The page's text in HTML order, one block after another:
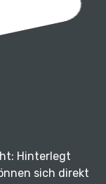
Hinterlegt
sich direkt